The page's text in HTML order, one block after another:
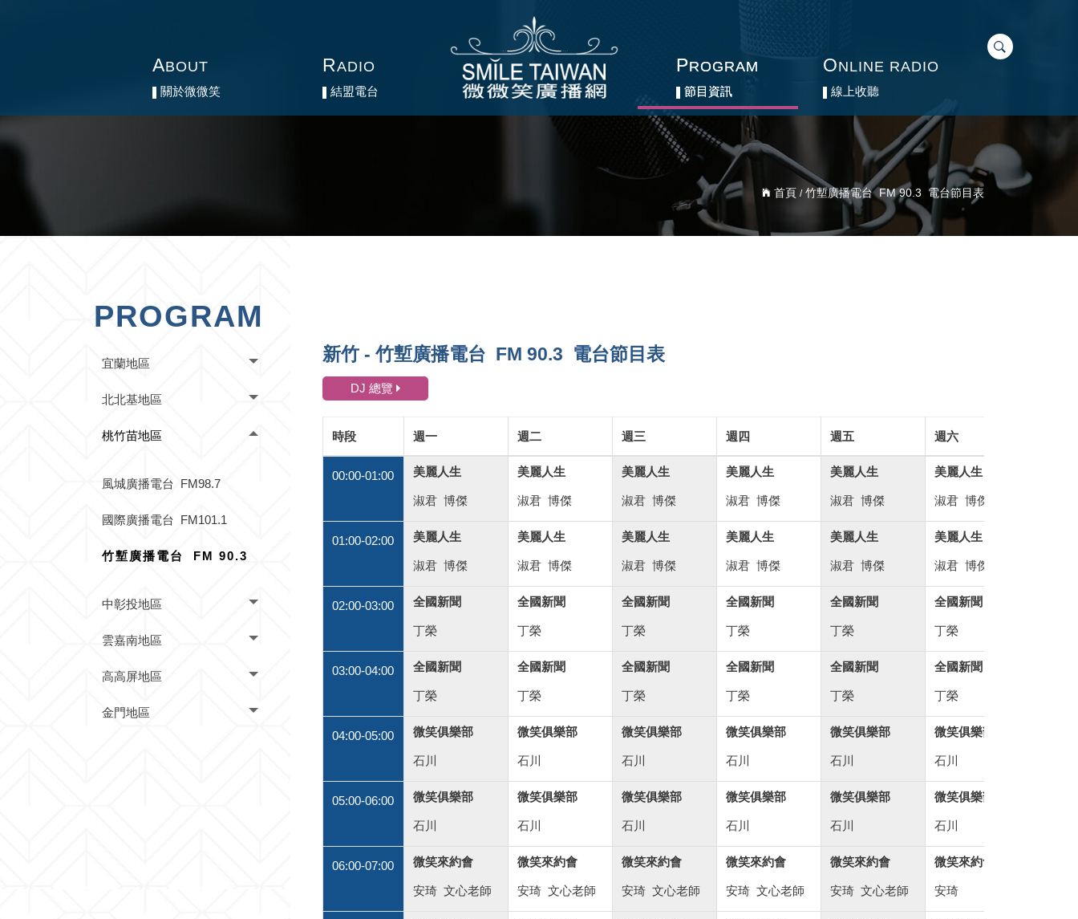
ABOUT
關於微微笑
ABOUT
關於微微笑
RADIO
結盟電台
RADIO
結盟電台
PROGRAM
節目資訊
PROGRAM
節目資訊
ONLINE RADIO
線上收聽
ONLINE RADIO
線上收聽
首頁 /竹塹廣播電台 FM 90.3 電台節目表
PROGRAM
宜蘭地區
北北基地區
桃竹苗地區
風城廣播電台 FM98.7
國際廣播電台 FM101.1
竹塹廣播電台 FM 90.3
中彰投地區
雲嘉南地區
高高屏地區
金門地區
新竹 - 竹塹廣播電台 FM 90.3 電台節目表
DJ 總覽
時段 週一 週二 週三 週四 週五 週六
00:00-01:00 美麗人生
淑君 博傑
美麗人生
淑君 博傑
美麗人生
淑君 博傑
美麗人生
淑君 博傑
美麗人生
淑君 博傑
美麗人生
淑君 博傑
01:00-02:00 美麗人生
淑君 博傑
美麗人生
淑君 博傑
美麗人生
淑君 博傑
美麗人生
淑君 博傑
美麗人生
淑君 博傑
美麗人生
淑君 博傑
02:00-03:00 全國新聞
丁榮
全國新聞
丁榮
全國新聞
丁榮
全國新聞
丁榮
全國新聞
丁榮
全國新聞
丁榮
03:00-04:00 全國新聞
丁榮
全國新聞
丁榮
全國新聞
丁榮
全國新聞
丁榮
全國新聞
丁榮
全國新聞
丁榮
04:00-05:00 微笑俱樂部
石川
微笑俱樂部
石川
微笑俱樂部
石川
微笑俱樂部
石川
微笑俱樂部
石川
微笑俱樂部
石川
05:00-06:00 微笑俱樂部
石川
微笑俱樂部
石川
微笑俱樂部
石川
微笑俱樂部
石川
微笑俱樂部
石川
微笑俱樂部
石川
06:00-07:00 微笑來約會
安琦 文心老師
微笑來約會
安琦 文心老師
微笑來約會
安琦 文心老師
微笑來約會
安琦 文心老師
微笑來約會
安琦 文心老師
微笑來約會
安琦